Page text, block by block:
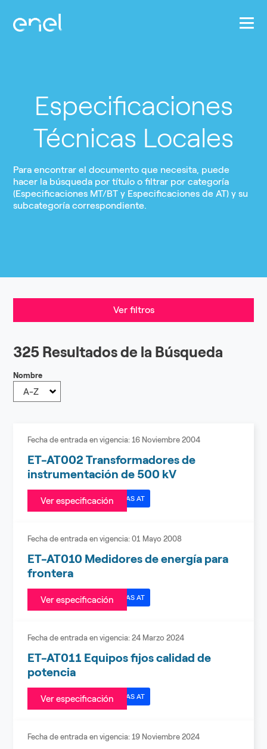
Especificaciones
Técnicas Locales
Para encontrar el documento que necesita, puede
hacer la búsqueda por título o filtrar por categoría
(Especificaciones MT/BT y Especificaciones de AT) y su
subcategoría correspondiente.
Ver filtros
325 Resultados de la Búsqueda
Nombre
A-Z
Fecha de entrada en vigencia:16 Noviembre 2004
ET-AT002 Transformadores de
instrumentación de 500 kV
ESPECIFICACIONES TÉCNICAS AT
Ver especificación
Fecha de entrada en vigencia:01 Mayo 2008
ET-AT010 Medidores de energía para
frontera
ESPECIFICACIONES TÉCNICAS AT
Ver especificación
Fecha de entrada en vigencia:24 Marzo 2024
ET-AT011 Equipos fijos calidad de
potencia
ESPECIFICACIONES TÉCNICAS AT
Ver especificación
Fecha de entrada en vigencia:19 Noviembre 2024